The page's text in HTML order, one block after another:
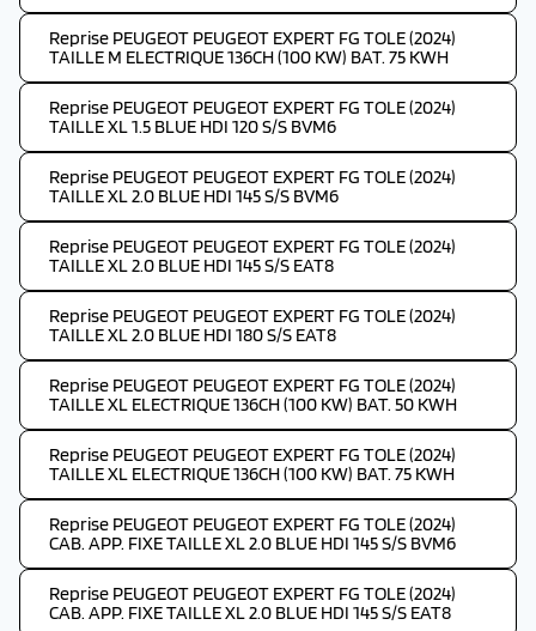
Reprise PEUGEOT PEUGEOT EXPERT FG TOLE (2024)
TAILLE M ELECTRIQUE 136CH (100 KW) BAT. 75 KWH
Reprise PEUGEOT PEUGEOT EXPERT FG TOLE (2024)
TAILLE XL 1.5 BLUE HDI 120 S/S BVM6
Reprise PEUGEOT PEUGEOT EXPERT FG TOLE (2024)
TAILLE XL 2.0 BLUE HDI 145 S/S BVM6
Reprise PEUGEOT PEUGEOT EXPERT FG TOLE (2024)
TAILLE XL 2.0 BLUE HDI 145 S/S EAT8
Reprise PEUGEOT PEUGEOT EXPERT FG TOLE (2024)
TAILLE XL 2.0 BLUE HDI 180 S/S EAT8
Reprise PEUGEOT PEUGEOT EXPERT FG TOLE (2024)
TAILLE XL ELECTRIQUE 136CH (100 KW) BAT. 50 KWH
Reprise PEUGEOT PEUGEOT EXPERT FG TOLE (2024)
TAILLE XL ELECTRIQUE 136CH (100 KW) BAT. 75 KWH
Reprise PEUGEOT PEUGEOT EXPERT FG TOLE (2024)
CAB. APP. FIXE TAILLE XL 2.0 BLUE HDI 145 S/S BVM6
Reprise PEUGEOT PEUGEOT EXPERT FG TOLE (2024)
CAB. APP. FIXE TAILLE XL 2.0 BLUE HDI 145 S/S EAT8